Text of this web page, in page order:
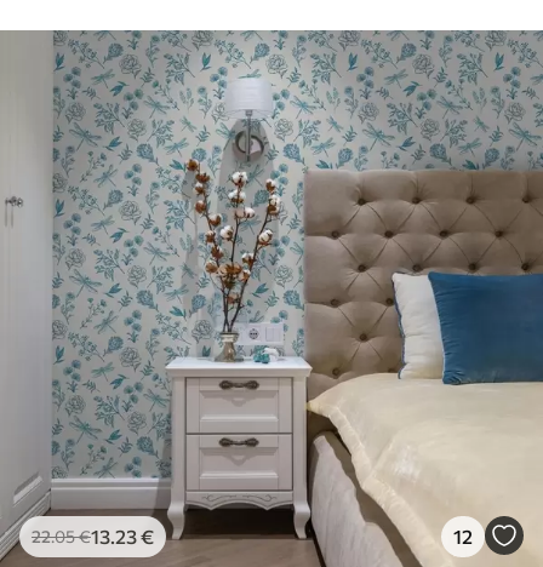
Πρόσθετες
επιλογές
Μπορείτε να προσθέσετε μια
επίστρωση βερνικιού και/ή κόλλα
ταπετσαρίας.
Καθαρισμός
Η ταπετσαρία μπορεί να καθαριστεί
απαλά με ένα μαλακό σφουγγάρι. Οι
ταπετσαρίες με βερνίκι μπορούν να
καθαριστούν με νερό.
Μέθοδος
εφαρμογής
Απρόσκοπτη εφαρμογή
Διαθέσιμα υλικά
Στάνταρ
44.9826.99€/m²
22.05€13.23€ 12